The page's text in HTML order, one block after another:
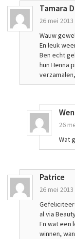
Tamara
26 mei
Wauw
En leuk
Ben echt
hun Henna
26
Wat
Patrice
26 mei
al via
En wat een
winnen,